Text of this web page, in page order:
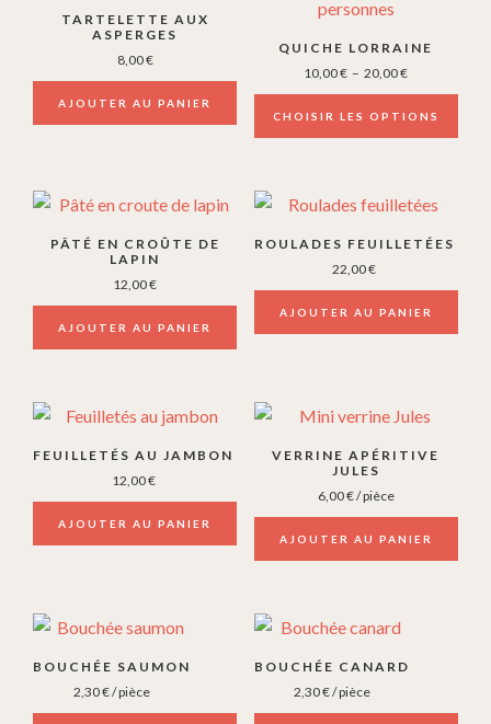
choisies
page
du
TARTELETTE AUX
ASPERGES
8,00€
AJOUTER AU PANIER
QUICHE LORRAINE
10,00€ – 20,00€Plage
de
prix :
10,00 €
CHOISIR LES OPTIONS
plusieurs
variations.
Les
être
choisies
la
page
PÂTÉ EN CROÛTE DE
LAPIN
12,00€
AJOUTER AU PANIER
ROULADES FEUILLETÉES
22,00€
AJOUTER AU PANIER
FEUILLETÉS AU JAMBON
12,00€
AJOUTER AU PANIER
VERRINE APÉRITIVE
JULES
6,00€/ pièce
AJOUTER AU PANIER
BOUCHÉE SAUMON
2,30€/ pièce
BOUCHÉE CANARD
2,30€/ pièce